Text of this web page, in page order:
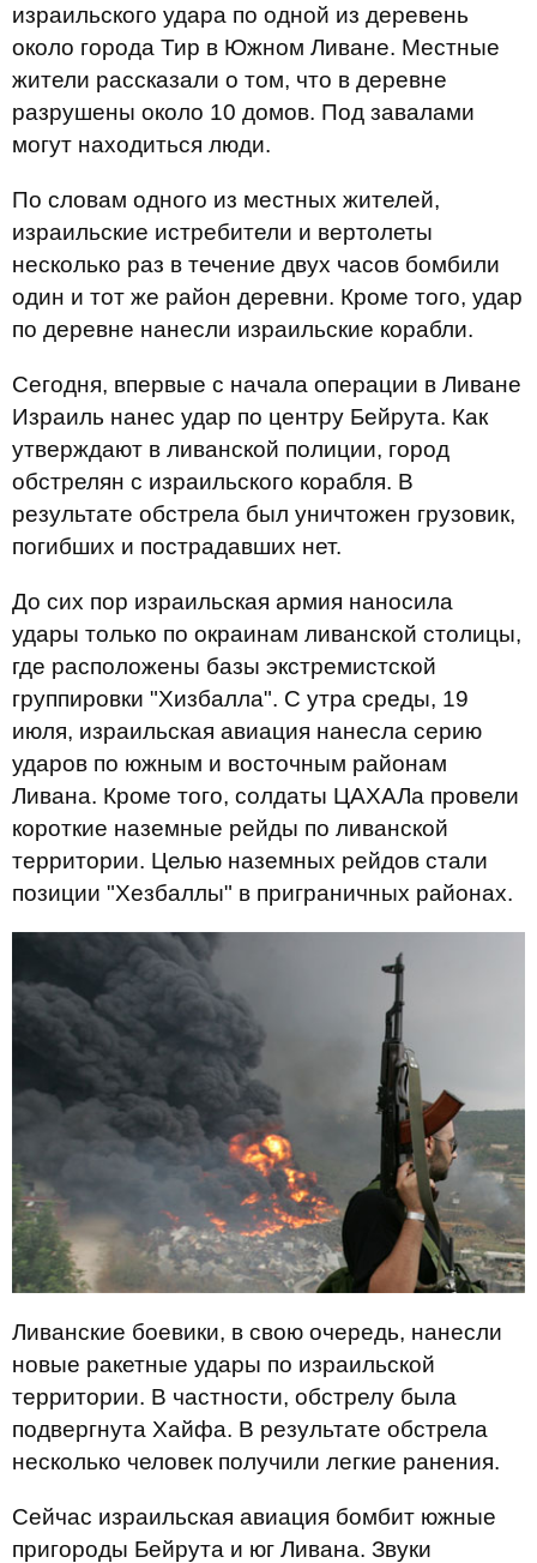
израильского удара по одной из деревень
около города Тир в Южном Ливане. Местные
жители рассказали о том, что в деревне
разрушены около 10 домов. Под завалами
могут находиться люди.
По словам одного из местных жителей,
израильские истребители и вертолеты
несколько раз в течение двух часов бомбили
один и тот же район деревни. Кроме того, удар
по деревне нанесли израильские корабли.
Сегодня, впервые с начала операции в Ливане
Израиль нанес удар по центру Бейрута. Как
утверждают в ливанской полиции, город
обстрелян с израильского корабля. В
результате обстрела был уничтожен грузовик,
погибших и пострадавших нет.
До сих пор израильская армия наносила
удары только по окраинам ливанской столицы,
где расположены базы экстремистской
группировки "Хизбалла". С утра среды, 19
июля, израильская авиация нанесла серию
ударов по южным и восточным районам
Ливана. Кроме того, солдаты ЦАХАЛа провели
короткие наземные рейды по ливанской
территории. Целью наземных рейдов стали
позиции "Хезбаллы" в приграничных районах.
Ливанские боевики, в свою очередь, нанесли
новые ракетные удары по израильской
территории. В частности, обстрелу была
подвергнута Хайфа. В результате обстрела
несколько человек получили легкие ранения.
Сейчас израильская авиация бомбит южные
пригороды Бейрута и юг Ливана. Звуки